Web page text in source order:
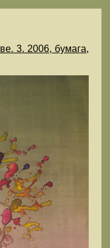
3. 2006, бумага,